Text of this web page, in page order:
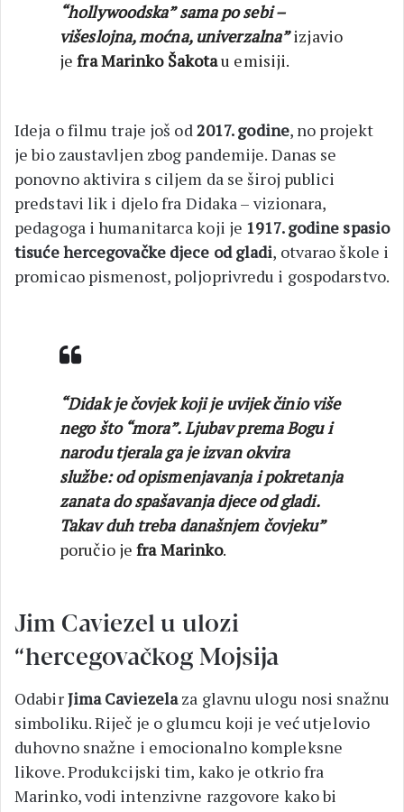
“hollywoodska” sama po sebi –
višeslojna, moćna, univerzalna”izjavio
jefra Marinko Šakotau emisiji.
Ideja o filmu traje još od2017. godine, no projekt
je bio zaustavljen zbog pandemije. Danas se
ponovno aktivira s ciljem da se široj publici
predstavi lik i djelo fra Didaka – vizionara,
pedagoga i humanitarca koji je 1917. godine spasio
tisuće hercegovačke djece od gladi, otvarao škole i
promicao pismenost, poljoprivredu i gospodarstvo.
“Didak je čovjek koji je uvijek činio više
nego što “mora”. Ljubav prema Bogu i
narodu tjerala ga je izvan okvira
službe: od opismenjavanja i pokretanja
zanata do spašavanja djece od gladi.
Takav duh treba današnjem čovjeku”
poručio jefra Marinko.
Jim Caviezel u ulozi
“hercegovačkog Mojsija
OdabirJima Caviezelaza glavnu ulogu nosi snažnu
simboliku. Riječ je o glumcu koji je već utjelovio
duhovno snažne i emocionalno kompleksne
likove. Produkcijski tim, kako je otkrio fra
Marinko, vodi intenzivne razgovore kako bi